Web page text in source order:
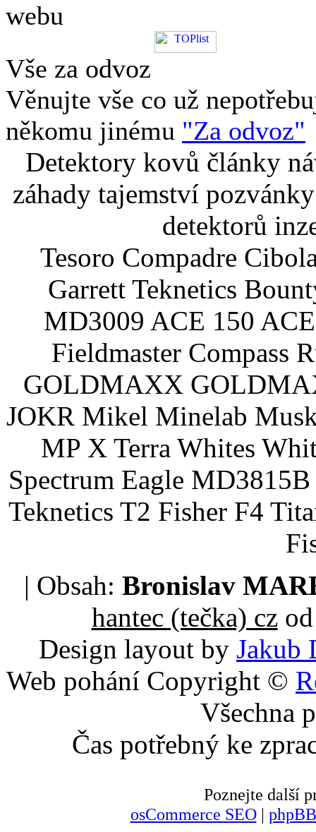
webu
Vše za odvoz
Věnujte vše co už
někomu jinému "Za odvoz"
Detektory kovů články
záhady tajemství
detektorů
Tesoro Compadre
Garrett Teknetics
MD3009 ACE 150
Fieldmaster Compass
GOLDMAXX
JOKR Mikel Minelab
MP X Terra Whites
Spectrum Eagle
Teknetics T2 Fisher F4
| Obsah: Bronislav
hantec (tečka) czod
Design layout by Jakub
Web pohání Copyright ©
Všechna
Čas potřebný ke
Poznejte další
osCommerce SEO|